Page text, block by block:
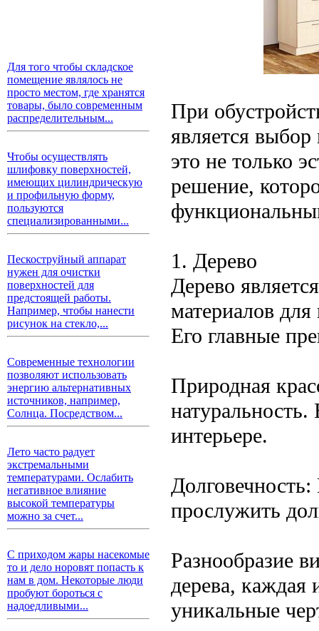
Для того чтобы складское
помещение являлось не
просто местом, где хранятся
товары, было современным
распределительным...
Чтобы осуществлять
шлифовку поверхностей,
имеющих цилиндрическую
и профильную форму,
пользуются
специализированными...
Пескоструйный аппарат
нужен для очистки
поверхностей для
предстоящей работы.
Например, чтобы нанести
рисунок на стекло,...
Современные технологии
позволяют использовать
энергию альтернативных
источников, например,
Солнца. Посредством...
Лето часто радует
экстремальными
температурами. Ослабить
негативное влияние
высокой температуры
можно за счет...
С приходом жары насекомые
то и дело норовят попасть к
нам в дом. Некоторые люди
пробуют бороться с
надоедливыми...
При
является
это не только
решение,
1. Дерево
Дерево
материалов
Его главные
Природная
натуральность.
интерьере.
прослужить
Разнообразие
дерева, каждая
уникальные